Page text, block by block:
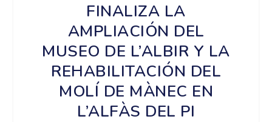
FINALIZA LA
AMPLIACIÓN DEL
MUSEO DE L’ALBIR Y LA
REHABILITACIÓN DEL
MOLÍ DE MÀNEC EN
L’ALFÀS DEL PI